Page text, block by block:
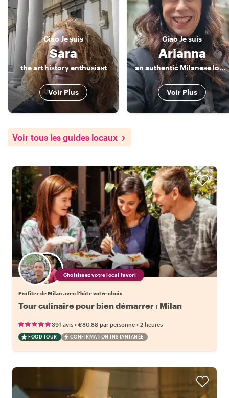
CiaoJe suis
Sara
the art history enthusiast
Voir Plus
CiaoJe suis
Arianna
an authentic Milanese local, sociologist and tour leader
Voir Plus
Voir tous les guides locaux
Choisissez votre local favori
Profitez de Milan avec l'hôte votre choix
Tour culinaire pour bien démarrer : Milan
391 avis • €80.88 par personne • 2 heures
FOOD TOUR CONFIRMATION INSTANTANÉE